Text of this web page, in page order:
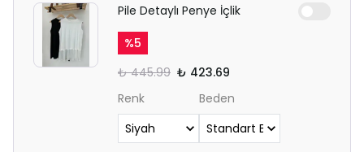
Pile Detaylı Penye İçlik
%5
₺ 445.99 ₺ 423.69
Renk
Beden